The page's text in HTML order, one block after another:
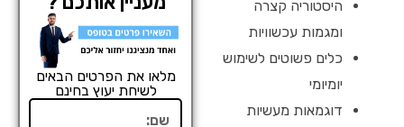
היסטוריה קצרה
ומגמות עכשוויות
כלים פשוטים לשימוש
יומיומי
דוגמאות מעשיות
מלאו את הפרטים הבאים
לשיחת יעוץ בחינם